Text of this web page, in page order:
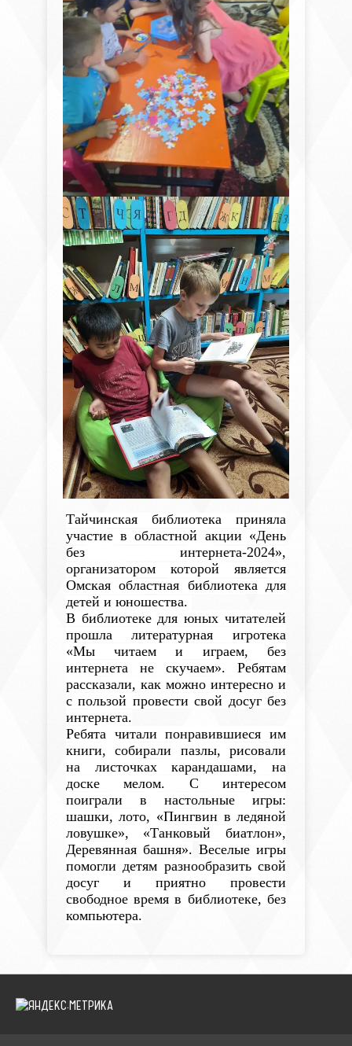
Тайчинская библиотека приняла
участие в областной акции «День
без интернета-2024»,
организатором которой является
Омская областная библиотека для
детей и юношества.
В библиотеке для юных читателей
прошла литературная игротека
«Мы читаем и играем, без
интернета не скучаем». Ребятам
рассказали, как можно интересно и
с пользой провести свой досуг без
интернета.
Ребята читали понравившиеся им
книги, собирали пазлы, рисовали
на листочках карандашами, на
доске мелом. С интересом
поиграли в настольные игры:
шашки, лото, «Пингвин в ледяной
ловушке», «Танковый биатлон»,
Деревянная башня». Веселые игры
помогли детям разнообразить свой
досуг и приятно провести
свободное время в библиотеке, без
компьютера.